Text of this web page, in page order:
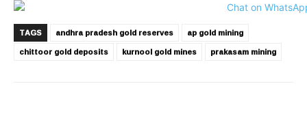
TAGS andhra pradesh gold reserves
ap gold mining
chittoor gold deposits
kurnool gold mines prakasam mining